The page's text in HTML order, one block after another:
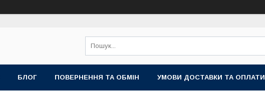
БЛОГ ПОВЕРНЕННЯ ТА ОБМІН УМОВИ ДОСТАВКИ ТА ОПЛАТИ